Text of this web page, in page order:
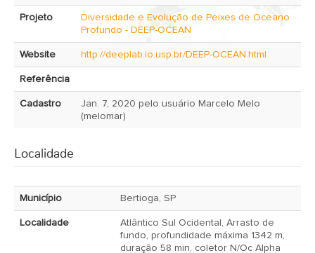
Projeto
Diversidade e Evolução de Peixes de Oceano
Profundo - DEEP-OCEAN
Website http://deeplab.io.usp.br/DEEP-OCEAN.html
Referência
Cadastro
Jan. 7, 2020 pelo usuário Marcelo Melo
(melomar)
Localidade
Município Bertioga, SP
Localidade
Atlântico Sul Ocidental, Arrasto de
fundo, profundidade máxima 1342 m,
duração 58 min, coletor N/Oc Alpha